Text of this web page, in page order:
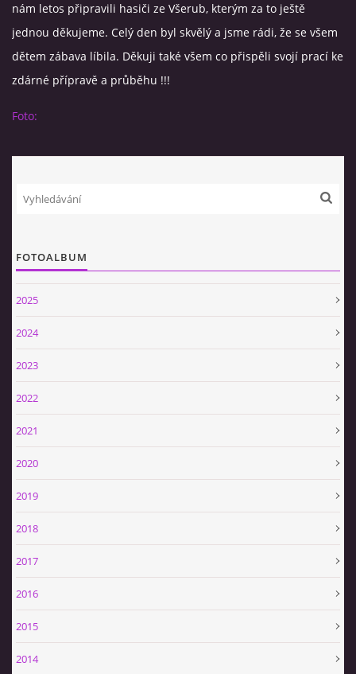
INFORMACE
SPONZOŘI
nám letos připravili hasiči ze Všerub, kterým za to ještě
jednou děkujeme. Celý den byl skvělý a jsme rádi, že se všem
dětem zábava líbila. Děkuji také všem co přispěli svojí prací ke
zdárné přípravě a průběhu !!!
Foto:
FOTOALBUM
2025
2024
2023
2022
2021
2020
2019
2018
2017
2016
2015
2014